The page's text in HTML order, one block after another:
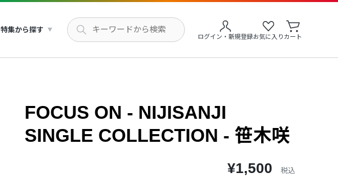
特集から探す
ログイン・新規登録お気に入り カート
FOCUS ON - NIJISANJI
SINGLE COLLECTION - 笹木咲
¥1,500 税込